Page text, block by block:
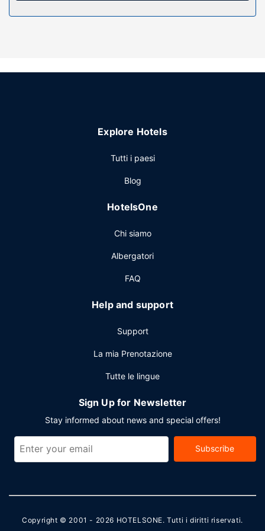
Attrattive della proprietà
l'assistenza per la prenotazione di tour e biglietti e un'area
nella tua stanza potrai richiedere il servizio in camera.
Presso questa struttura troverai un bar/lounge davvero
pagamento tutti i giorni dalle ore 07:00 alle ore 09:00.
deposito bagagli e un servizio lavanderia. Il un parcheggio
Explore Hotels
Tutti i paesi
Blog
HotelsOne
Chi siamo
Albergatori
FAQ
Help and support
Support
La mia Prenotazione
Tutte le lingue
Sign Up for Newsletter
Stay informed about news and special offers!
Subscribe
Copyright © 2001 - 2026 HOTELSONE. Tutti i diritti riservati.